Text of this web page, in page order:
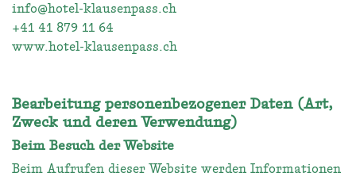
info@hotel-klausenpass.ch
+41 41 879 11 64
www.hotel-klausenpass.ch
Bearbeitung personenbezogener Daten (Art,
Zweck und deren Verwendung)
Beim Besuch der Website
Beim Aufrufen dieser Website werden Informationen